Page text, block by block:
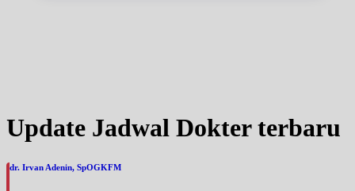
Update Jadwal Dokter terbaru
dr. Irvan Adenin, SpOGKFM